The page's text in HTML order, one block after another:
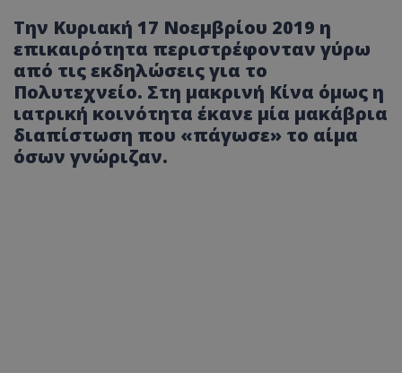
Την Κυριακή 17 Νοεμβρίου 2019 η
επικαιρότητα περιστρέφονταν γύρω
από τις εκδηλώσεις για το
Πολυτεχνείο. Στη μακρινή Κίνα όμως η
ιατρική κοινότητα έκανε μία μακάβρια
διαπίστωση που «πάγωσε» το αίμα
όσων γνώριζαν.